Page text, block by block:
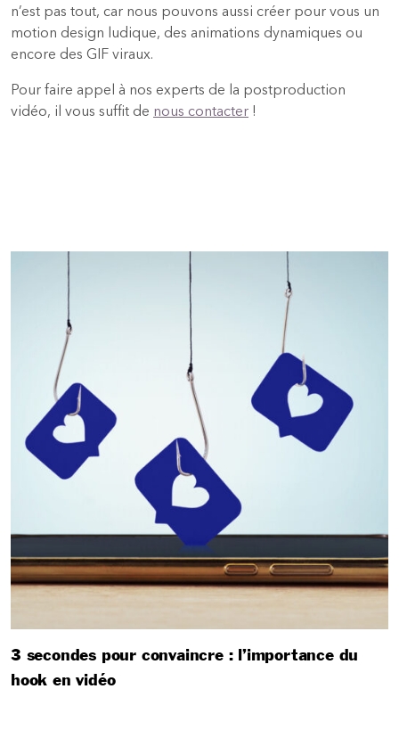
n’est pas tout, car nous pouvons aussi créer pour vous un
motion design ludique, des animations dynamiques ou
encore des GIF viraux.
Pour faire appel à nos experts de la postproduction
vidéo, il vous suffit de nous contacter !
3 secondes pour convaincre : l’importance du
hook en vidéo